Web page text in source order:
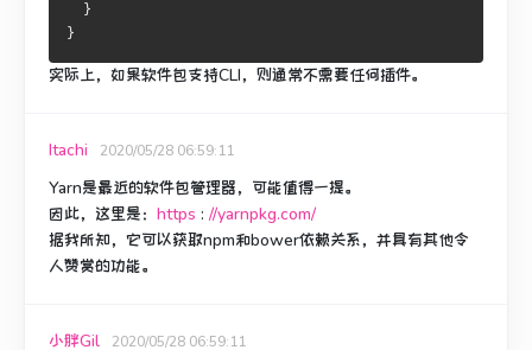
}
}
实际上，如果软件包支持CLI，则通常不需要任何插件。
Itachi 2020/05/28 06:59:11
Yarn是最近的软件包管理器，可能值得一提。
因此，这里是： https : //yarnpkg.com/
据我所知，它可以获取npm和bower依赖关系，并具有其他令
人赞赏的功能。
小胖Gil 2020/05/28 06:59:11